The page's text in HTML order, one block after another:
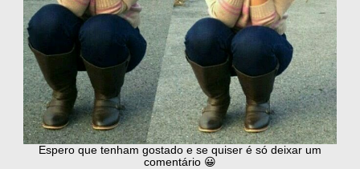
Espero que tenham gostado e se quiser é só deixar um
comentário 😀